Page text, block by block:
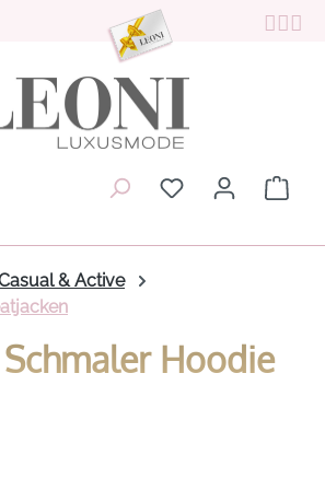
Du hast 0
& Active
Schmaler Hoodie